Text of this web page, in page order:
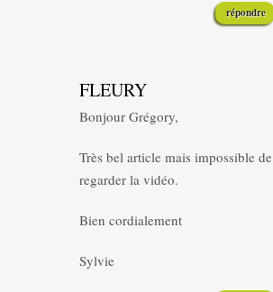
répondre
FLEURY
Bonjour Grégory,
Très bel article mais impossible de
regarder la vidéo.
Bien cordialement
Sylvie